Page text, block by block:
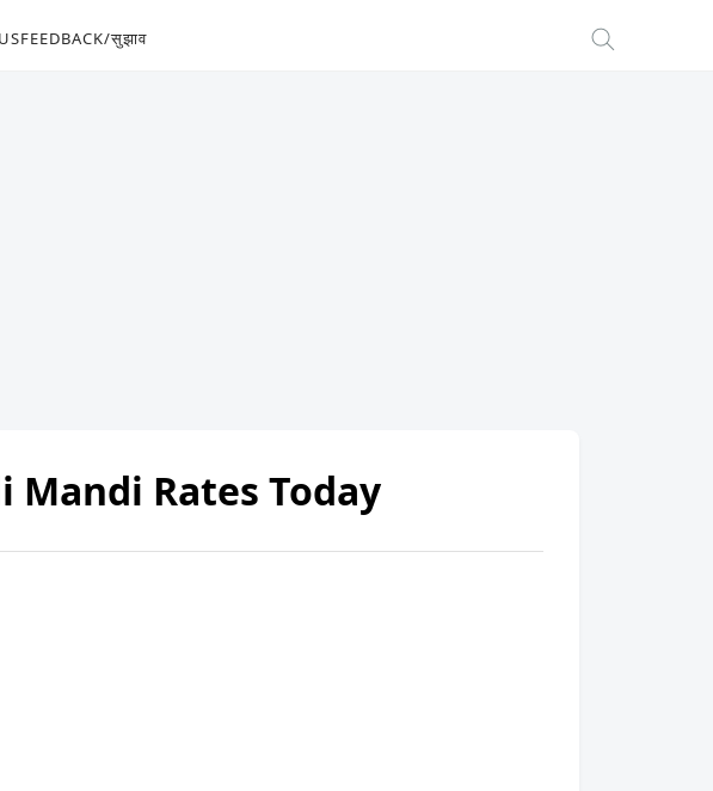
FEEDBACK/सुझाव
Mandi Rates Today